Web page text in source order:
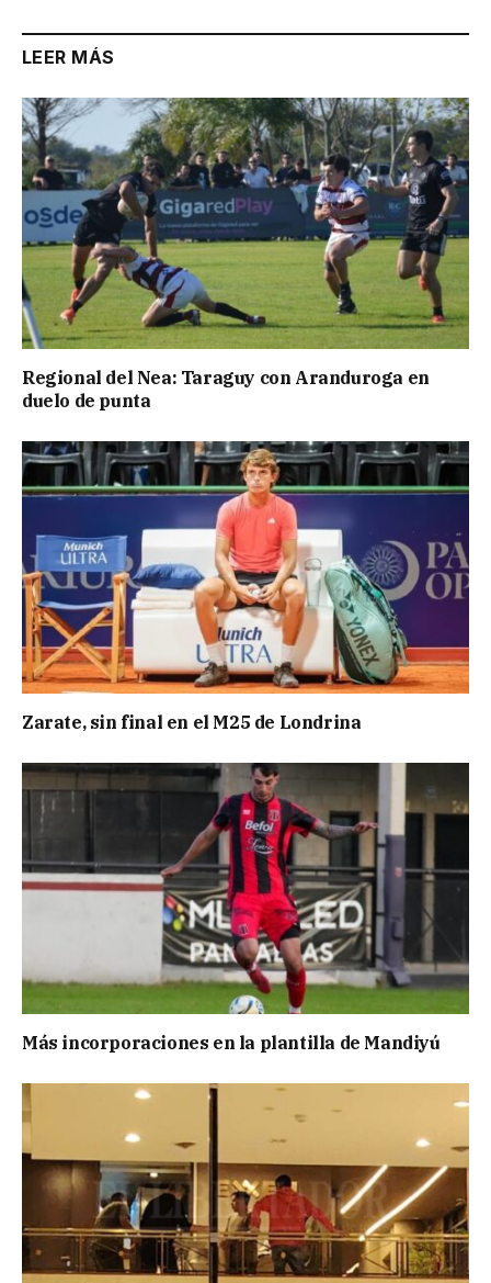
LEER MÁS
Regional del Nea: Taraguy con Aranduroga en
duelo de punta
Zarate, sin final en el M25 de Londrina
Más incorporaciones en la plantilla de Mandiyú